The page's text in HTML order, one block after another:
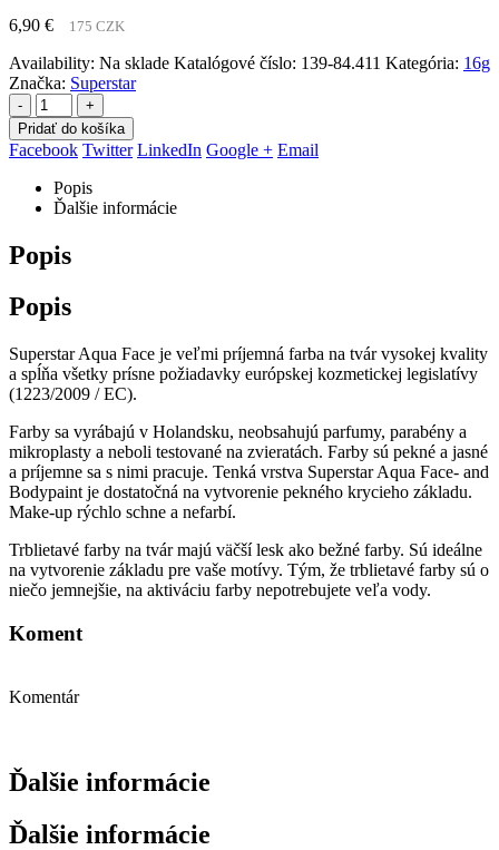
6,90 € 175 CZK
Availability: Na sklade Katalógové číslo: 139-84.411 Kategória: 16g
Značka: Superstar
-
+
Pridať do košíka
Facebook Twitter LinkedIn Google + Email
Popis
Ďalšie informácie
Popis
Popis
Superstar Aqua Face je veľmi príjemná farba na tvár vysokej kvality
a spĺňa všetky prísne požiadavky európskej kozmetickej legislatívy
(1223/2009 / EC).
Farby sa vyrábajú v Holandsku, neobsahujú parfumy, parabény a
mikroplasty a neboli testované na zvieratách. Farby sú pekné a jasné
a príjemne sa s nimi pracuje. Tenká vrstva Superstar Aqua Face- and
Bodypaint je dostatočná na vytvorenie pekného krycieho základu.
Make-up rýchlo schne a nefarbí.
Trblietavé farby na tvár majú väčší lesk ako bežné farby. Sú ideálne
na vytvorenie základu pre vaše motívy. Tým, že trblietavé farby sú o
niečo jemnejšie, na aktiváciu farby nepotrebujete veľa vody.
Koment
Komentár
Ďalšie informácie
Ďalšie informácie